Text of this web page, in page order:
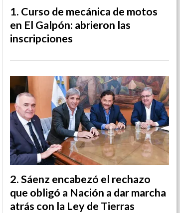
Curso de mecánica de motos
en El Galpón: abrieron las
inscripciones
Sáenz encabezó el rechazo
que obligó a Nación a dar marcha
atrás con la Ley de Tierras